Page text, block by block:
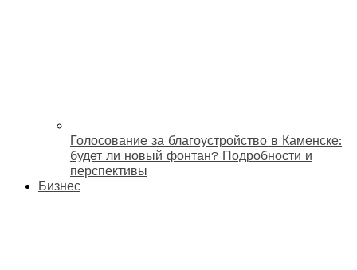
Голосование за благоустройство в Каменске:
будет ли новый фонтан? Подробности и
перспективы
Бизнес